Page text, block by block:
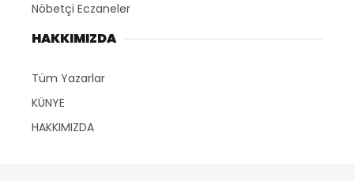
Nöbetçi Eczaneler
HAKKIMIZDA
Tüm Yazarlar
KÜNYE
HAKKIMIZDA